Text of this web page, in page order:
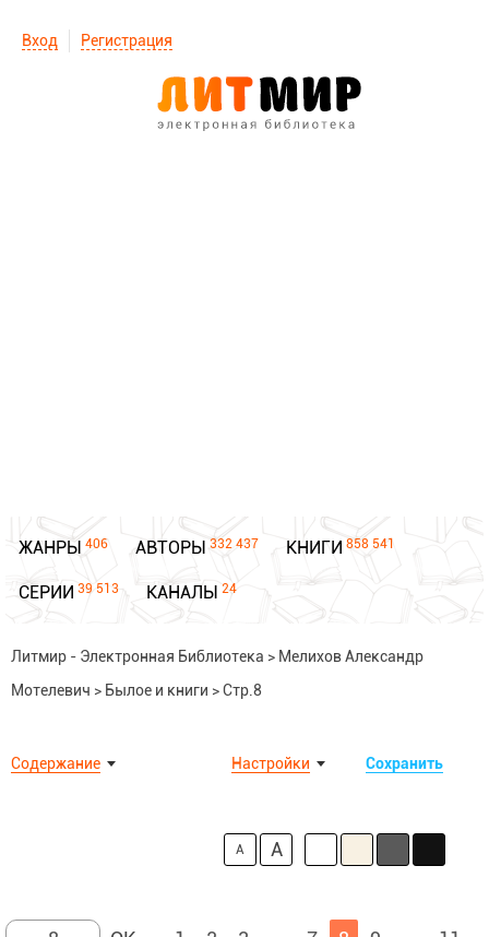
Вход Регистрация
ЖАНРЫ 406 АВТОРЫ 332 437 КНИГИ 858 541
СЕРИИ 39 513 КАНАЛЫ 24
Литмир - Электронная Библиотека > Мелихов Александр
Мотелевич > Былое и книги >Стр.8
Содержание Сохранить
Настройки
A A